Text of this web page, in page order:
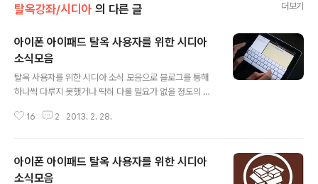
탈옥강좌/시디아 의 다른 글 더보기
아이폰 아이패드 탈옥 사용자를 위한 시디아
소식모음
탈옥 사용자를 위한 시디아 소식 모음으로 블로그를 통해
하나씩 다루지 못했거나 딱히 다룰 필요가 없을 정도의 간
도움이 되지 않을 수도 있으며 블로그를 통해 자세한 내용
분 내키는데로.. 는 아니고, 분량이 많아지면 묶어서 포스팅
한다. 001. SwipeSelection v1.2.2-4(BigBoss, Fre
16 2 2013. 2. 28.
아이폰 아이패드 탈옥 사용자를 위한 시디아
소식모음